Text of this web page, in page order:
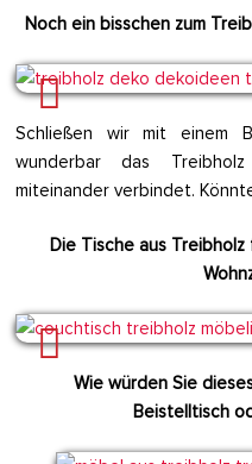
Noch ein bisschen zum
Schließen wir mit einem
wunderbar das
miteinander verbindet.
Die Tische aus
Wie würden Sie
Beistelltisch